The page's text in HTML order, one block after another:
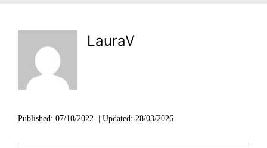
LauraV
Published: 07/10/2022 Updated: 28/03/2026